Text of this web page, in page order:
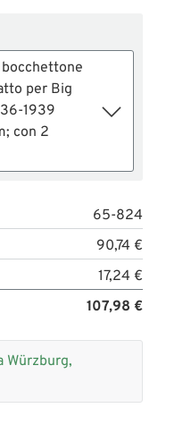
per Big
1939
con 2
65-824
90,74 €
17,24 €
107,98 €
Würzburg,